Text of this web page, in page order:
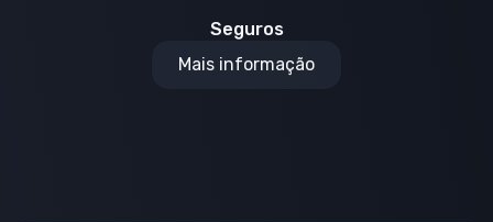
Seguros
Mais informação